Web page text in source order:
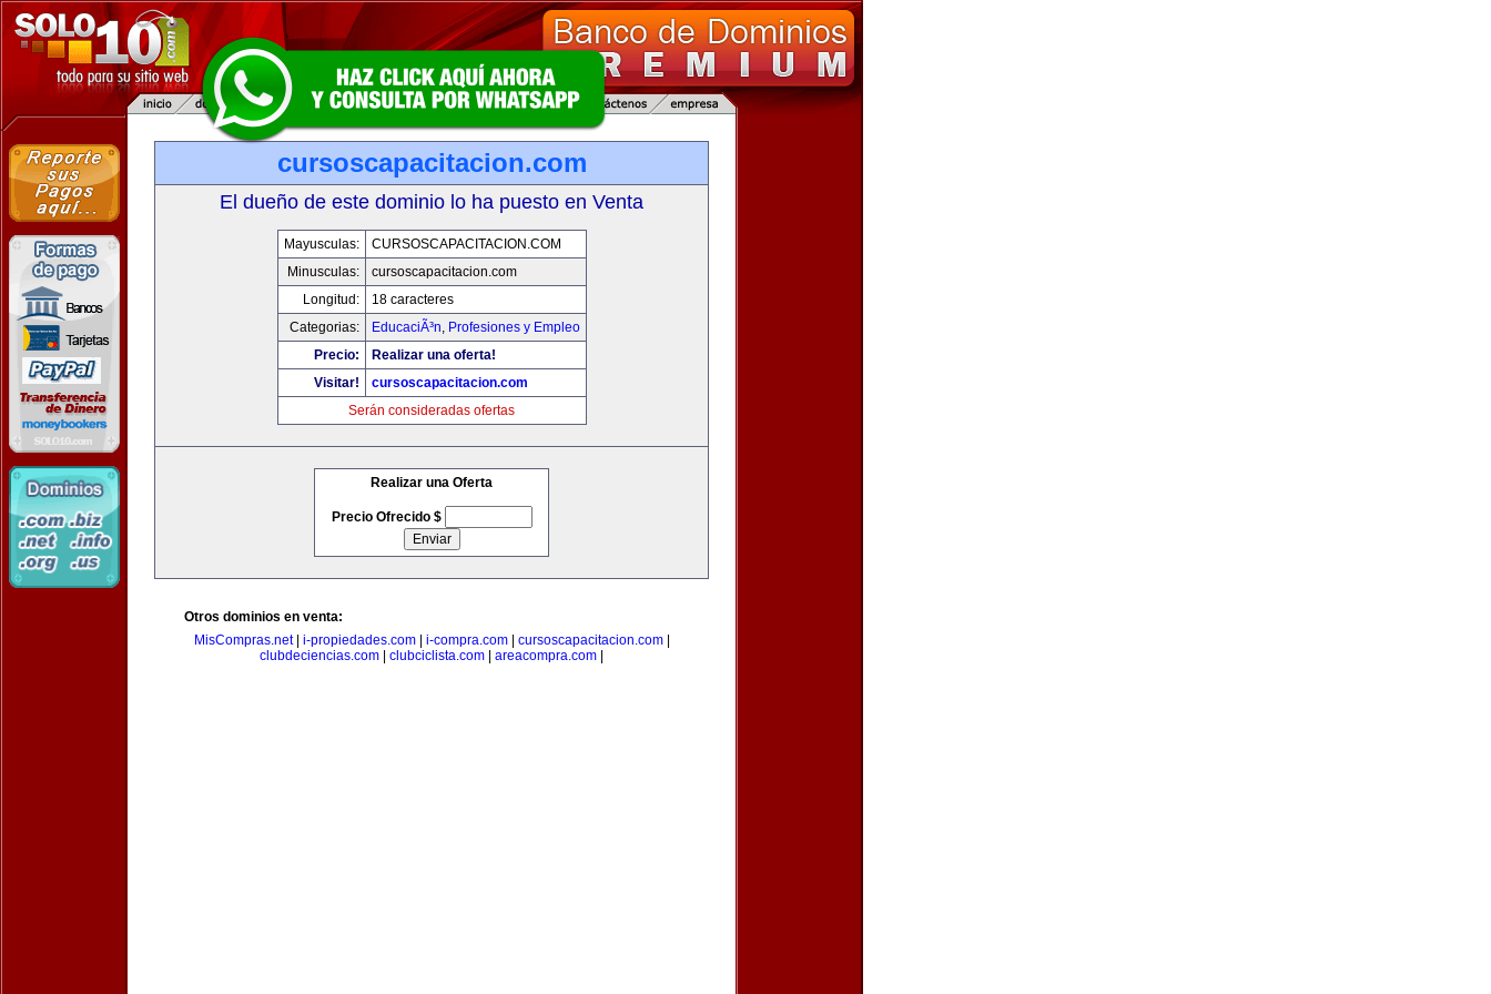
cursoscapacitacion.com
El dueño de este dominio lo ha puesto en Venta
Mayusculas:
CURSOSCAPACITACION.COM
Minusculas:
cursoscapacitacion.com
Longitud:
18 caracteres
Categorias:
EducaciÃ³n, Profesiones y Empleo
Precio:
Realizar una oferta!
Visitar!
cursoscapacitacion.com
Serán consideradas ofertas
Realizar una Oferta
Precio Ofrecido $
Otros dominios en venta:
MisCompras.net| i-propiedades.com| i-compra.com| cursoscapacitacion.com|
clubdeciencias.com
clubciclista.com areacompra.com